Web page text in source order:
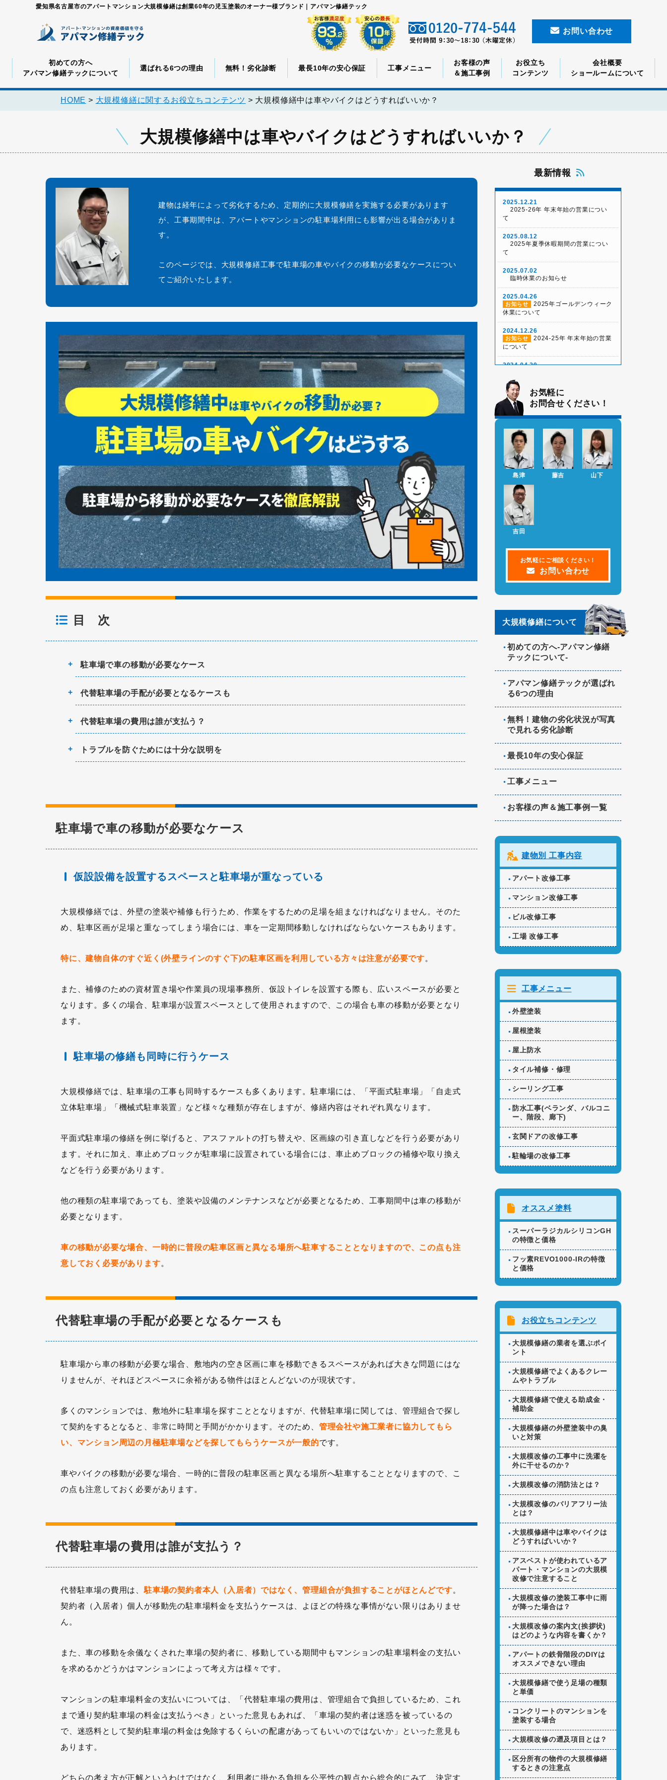
愛知県名古屋市のアパートマンション大規模修繕は創業60年の児玉塗装のオーナー様ブランド｜アパマン修繕テック
お問い合わせ
初めての方へ
アパマン修繕テックについて
選ばれる6つの理由 無料！劣化診断 最長10年の安心保証 工事メニュー
お客様の声
＆施工事例
お役立ち
コンテンツ
会社概要
ショールームについて
HOME > 大規模修繕に関するお役立ちコンテンツ > 大規模修繕中は車やバイクはどうすればいいか？
大規模修繕中は車やバイクはどうすればいいか？
建物は経年によって劣化するため、定期的に大規模修繕を実施する必要があります
が、工事期間中は、アパートやマンションの駐車場利用にも影響が出る場合がありま
す。
このページでは、大規模修繕工事で駐車場の車やバイクの移動が必要なケースについ
てご紹介いたします。
目 次
駐車場で車の移動が必要なケース
代替駐車場の手配が必要となるケースも
代替駐車場の費用は誰が支払う？
トラブルを防ぐためには十分な説明を
駐車場で車の移動が必要なケース
仮設設備を設置するスペースと駐車場が重なっている
大規模修繕では、外壁の塗装や補修も行うため、作業をするための足場を組まなければなりません。そのた
め、駐車区画が足場と重なってしまう場合には、車を一定期間移動しなければならないケースもあります。
特に、建物自体のすぐ近く(外壁ラインのすぐ下)の駐車区画を利用している方々は注意が必要です。
また、補修のための資材置き場や作業員の現場事務所、仮設トイレを設置する際も、広いスペースが必要と
なります。多くの場合、駐車場が設置スペースとして使用されますので、この場合も車の移動が必要となり
ます。
駐車場の修繕も同時に行うケース
大規模修繕では、駐車場の工事も同時するケースも多くあります。駐車場には、「平面式駐車場」「自走式
立体駐車場」「機械式駐車装置」など様々な種類が存在しますが、修繕内容はそれぞれ異なります。
平面式駐車場の修繕を例に挙げると、アスファルトの打ち替えや、区画線の引き直しなどを行う必要があり
ます。それに加え、車止めブロックが駐車場に設置されている場合には、車止めブロックの補修や取り換え
などを行う必要があります。
他の種類の駐車場であっても、塗装や設備のメンテナンスなどが必要となるため、工事期間中は車の移動が
必要となります。
車の移動が必要な場合、一時的に普段の駐車区画と異なる場所へ駐車することとなりますので、この点も注
意しておく必要があります。
代替駐車場の手配が必要となるケースも
駐車場から車の移動が必要な場合、敷地内の空き区画に車を移動できるスペースがあれば大きな問題にはな
りませんが、それほどスペースに余裕がある物件はほとんどないのが現状です。
多くのマンションでは、敷地外に駐車場を探すこととなりますが、代替駐車場に関しては、管理組合で探し
て契約をするとなると、非常に時間と手間がかかります。そのため、 管理会社や施工業者に協力してもら
い、マンション周辺の月極駐車場などを探してもらうケースが一般的です。
車やバイクの移動が必要な場合、一時的に普段の駐車区画と異なる場所へ駐車することとなりますので、こ
の点も注意しておく必要があります。
代替駐車場の費用は誰が支払う？
代替駐車場の費用は、 駐車場の契約者本人（入居者）ではなく、管理組合が負担することがほとんどです。
契約者（入居者）個人が移動先の駐車場料金を支払うケースは、よほどの特殊な事情がない限りはありませ
ん。
また、車の移動を余儀なくされた車場の契約者に、移動している期間中もマンションの駐車場料金の支払い
を求めるかどうかはマンションによって考え方は様々です。
マンションの駐車場料金の支払いについては、「代替駐車場の費用は、管理組合で負担しているため、これ
まで通り契約駐車場の料金は支払うべき」といった意見もあれば、「車場の契約者は迷惑を被っているの
で、迷惑料として契約駐車場の料金は免除するくらいの配慮があってもいいのではないか」といった意見も
あります。
どちらの考え方が正解というわけではなく、利用者に掛かる負担を公平性の観点から総合的にみて、決定す
最新情報
2025.12.21
2025-26年 年末年始の営業につい
て
2025.08.12
2025年夏季休暇期間の営業につい
て
2025.07.02
臨時休業のお知らせ
2025.04.26
お知らせ
2025年ゴールデンウィーク
休業について
2024.12.26
お知らせ
2024-25年 年末年始の営業
について
2024.04.20
期間の営業について
2023.05.01
お知らせ
2023年ゴールデンウィーク
期間の営業について
2023.01.25
お知らせ
2023年2月と3月の大規模
修繕で損する人、得する人を大公開セ
ミナー
2022.10.13
お知らせ
2022年11月と12月の大規
模修繕で損する人、得する人を大公開
セミナー
2022.09.08
お知らせ
ホームページをリニューア
ルしました。
お気軽に
お問合せください！
島津 藤吉 山下
吉田
お気軽にご相談ください！
お問い合わせ
大規模修繕について
初めての方へ-アパマン修繕
テックについて-
アパマン修繕テックが選ばれ
る6つの理由
無料！建物の劣化状況が写真
で見れる劣化診断
最長10年の安心保証
工事メニュー
お客様の声＆施工事例一覧
建物別 工事内容
アパート改修工事
マンション改修工事
ビル改修工事
工場 改修工事
工事メニュー
外壁塗装
屋根塗装
屋上防水
タイル補修・修理
シーリング工事
防水工事(ベランダ、バルコニ
ー、階段、廊下)
玄関ドアの改修工事
駐輪場の改修工事
オススメ塗料
スーパーラジカルシリコンGH
の特徴と価格
フッ素REVO1000-IRの特徴
と価格
お役立ちコンテンツ
大規模修繕の業者を選ぶポイ
ント
大規模修繕でよくあるクレー
ムやトラブル
大規模修繕で使える助成金・
補助金
大規模修繕の外壁塗装中の臭
いと対策
大規模改修の工事中に洗濯を
外に干せるのか？
大規模改修の消防法とは？
大規模改修のバリアフリー法
とは？
大規模修繕中は車やバイクは
どうすればいいか？
アスベストが使われているア
パート・マンションの大規模
改修で注意すること
大規模改修の塗装工事中に雨
が降った場合は？
大規模改修の案内文(挨拶状)
はどのような内容を書くか？
アパートの鉄骨階段のDIYは
オススメできない理由
大規模修繕で使う足場の種類
と単価
コンクリートのマンションを
塗装する場合
大規模改修の遡及項目とは？
区分所有の物件の大規模修繕
するときの注意点